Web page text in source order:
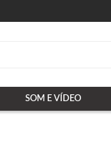
SOM E VÍDEO